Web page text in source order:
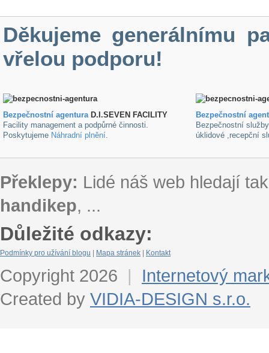
Děkujeme generálnímu
vřelou podporu!
Bezpečnostní agenturaD.I.SEVEN FACILITY
Facility management a podpůrné činnosti.
Poskytujeme Náhradní plnění.
Bezpečnostní
Bezpečnostní
úklidové ,recepční
Překlepy: Lidé náš web hledají
handikep, ...
Důležité odkazy:
Podmínky pro užívání blogu Mapa stránek Kontakt
Copyright 2026 |
Internetový
Created by VIDIA-DESIGN s.r.o.